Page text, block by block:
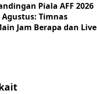
Piala AFF 2026
Timnas
Jam Berapa dan Live